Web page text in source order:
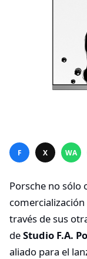
F X WA
Porsche no sólo
través de sus
deStudio F.A.
aliado para el